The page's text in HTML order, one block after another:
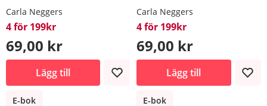
Carla Neggers
4 för 199kr
69,00 kr
Lägg till
E-bok
Carla Neggers
4 för 199kr
69,00 kr
Lägg till
E-bok